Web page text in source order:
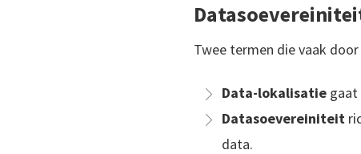
Twee termen die vaak
Data-lokalisatie gaat
Datasoevereiniteit
data.